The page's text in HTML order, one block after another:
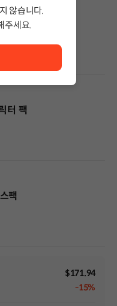
터 팩
팩
$171.94
-15%
않습니다.
주세요.